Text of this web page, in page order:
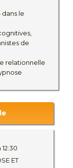
le
de
relationnelle
ET